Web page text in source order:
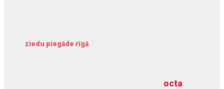
octa
ziedu piegāde rīgā
dziļurbums